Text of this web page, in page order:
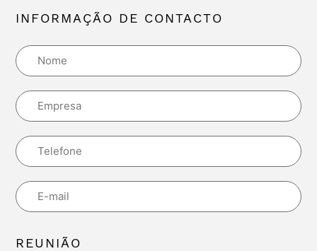
INFORMAÇÃO DE CONTACTO
REUNIÃO